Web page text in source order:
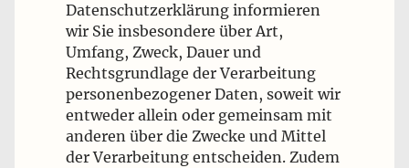
Datenschutzerklärung informieren
wir Sie insbesondere über Art,
Umfang, Zweck, Dauer und
Rechtsgrundlage der Verarbeitung
personenbezogener Daten, soweit wir
entweder allein oder gemeinsam mit
anderen über die Zwecke und Mittel
der Verarbeitung entscheiden. Zudem